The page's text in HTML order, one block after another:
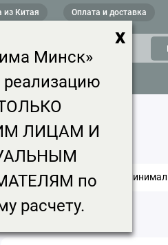
из Китая Оплата и доставка
Срок доставки
x
Минск»
реализацию
ЛИЦАМ И
по
расчету.